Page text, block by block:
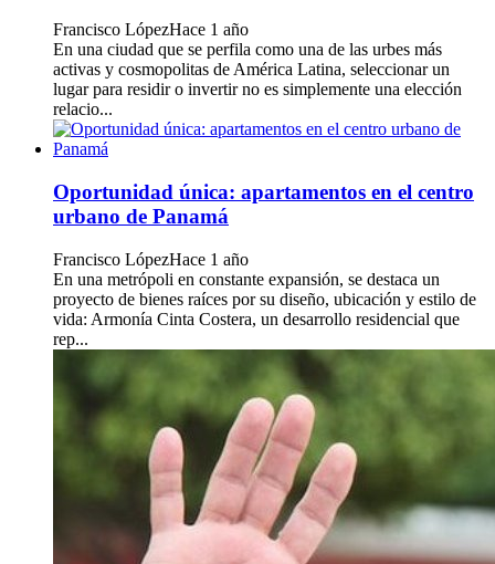
Francisco LópezHace 1 año
En una ciudad que se perfila como una de las urbes más
activas y cosmopolitas de América Latina, seleccionar un
lugar para residir o invertir no es simplemente una elección
relacio...
Oportunidad única: apartamentos en el centro
urbano de Panamá
Francisco LópezHace 1 año
En una metrópoli en constante expansión, se destaca un
proyecto de bienes raíces por su diseño, ubicación y estilo de
vida: Armonía Cinta Costera, un desarrollo residencial que
rep...